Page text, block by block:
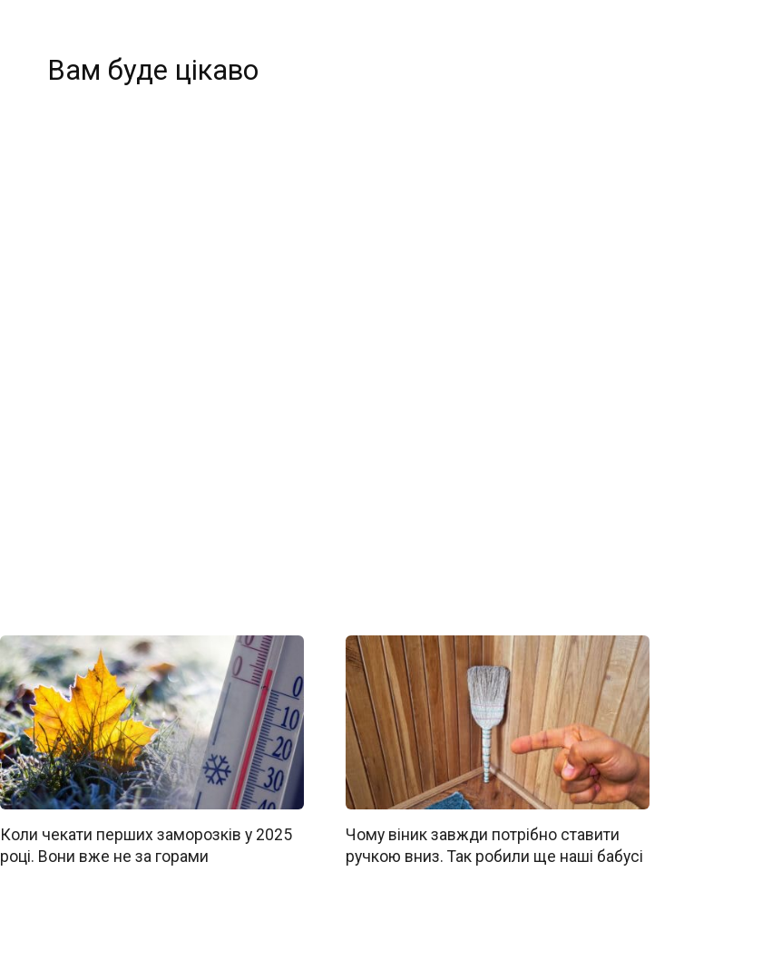
Вам буде цікаво
Коли чекати перших заморозків у 2025
році. Вони вже не за горами
Чому віник завжди потрібно ставити
ручкою вниз. Так робили ще наші бабусі